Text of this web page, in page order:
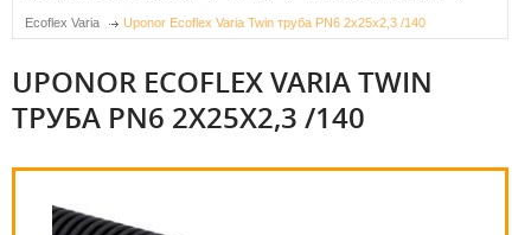
Ecoflex Varia Uponor Ecoflex Varia Twin труба PN6 2x25x2,3 /140
UPONOR ECOFLEX VARIA TWIN
ТРУБА PN6 2X25X2,3 /140